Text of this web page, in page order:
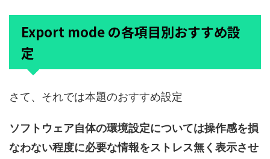
Export mode の各項目別おすすめ設
定
さて、それでは本題のおすすめ設定
ソフトウェア自体の環境設定については操作感を損
なわない程度に必要な情報をストレス無く表示させ